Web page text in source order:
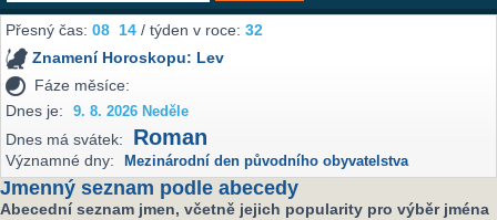
Přesný čas:08 14 / týden v roce:32
Znamení Horoskopu: Lev
Fáze měsíce:
Dnes je:
9. 8. 2026 Neděle
Dnes má svátek: Roman
Významné dny: Mezinárodní den původního obyvatelstva
Jmenný seznam podle abecedy
Abecední seznam jmen, včetně jejich popularity pro výběr jména